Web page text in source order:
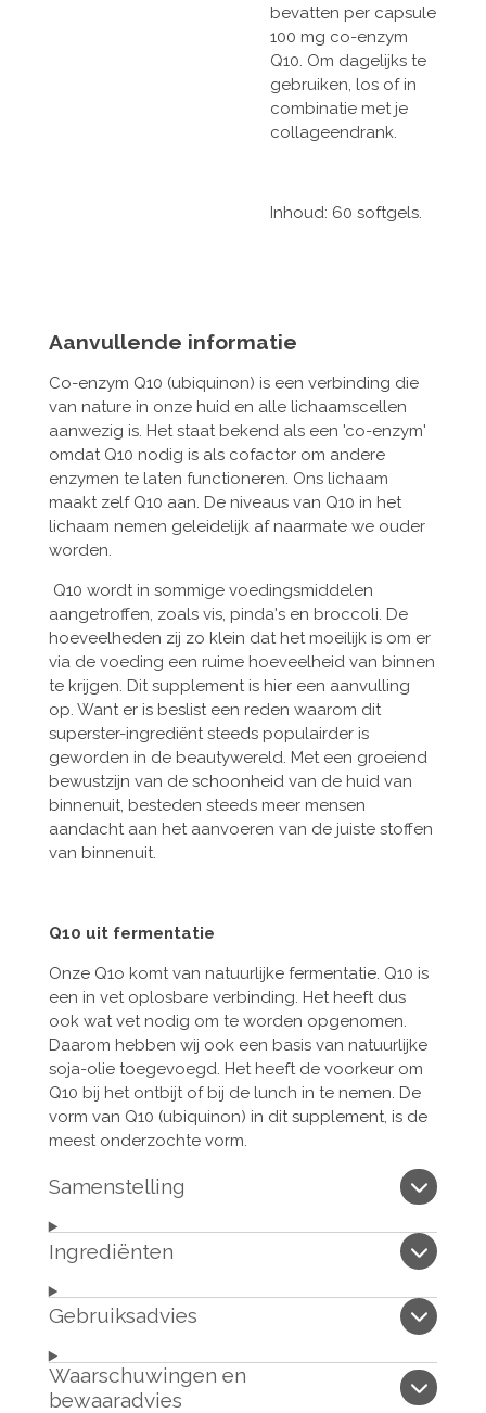
bevatten per capsule
100 mg co-enzym
Q10. Om dagelijks te
gebruiken, los of in
combinatie met je
collageendrank.
Inhoud: 60 softgels.
Aanvullende informatie
Co-enzym Q10 (ubiquinon) is een verbinding die
van nature in onze huid en alle lichaamscellen
aanwezig is. Het staat bekend als een 'co-enzym'
omdat Q10 nodig is als cofactor om andere
enzymen te laten functioneren. Ons lichaam
maakt zelf Q10 aan. De niveaus van Q10 in het
lichaam nemen geleidelijk af ​​naarmate we ouder
worden.
Q10 wordt in sommige voedingsmiddelen
aangetroffen, zoals vis, pinda's en broccoli. De
hoeveelheden zij zo klein dat het moeilijk is om er
via de voeding een ruime hoeveelheid van binnen
te krijgen. Dit supplement is hier een aanvulling
op. Want er is beslist een reden waarom dit
superster-ingrediënt steeds populairder is
geworden in de beautywereld. Met een groeiend
bewustzijn van de schoonheid van de huid van
binnenuit, besteden steeds meer mensen
aandacht aan het aanvoeren van de juiste stoffen
van binnenuit.
Q10 uit fermentatie
Onze Q1o komt van natuurlijke fermentatie. Q10 is
een in vet oplosbare verbinding. Het heeft dus
ook wat vet nodig om te worden opgenomen.
Daarom hebben wij ook een basis van natuurlijke
soja-olie toegevoegd. Het heeft de voorkeur om
Q10 bij het ontbijt of bij de lunch in te nemen. De
vorm van Q10 (ubiquinon) in dit supplement, is de
meest onderzochte vorm.
Samenstelling
Ingrediënten
Gebruiksadvies
Waarschuwingen en
bewaaradvies